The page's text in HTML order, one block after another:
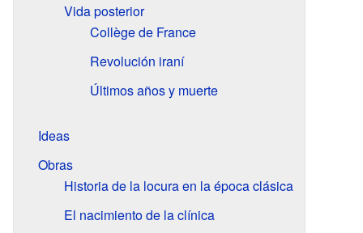
Vida posterior
Collège de France
Revolución iraní
Últimos años y muerte
Ideas
Obras
Historia de la locura en la época clásica
El nacimiento de la clínica